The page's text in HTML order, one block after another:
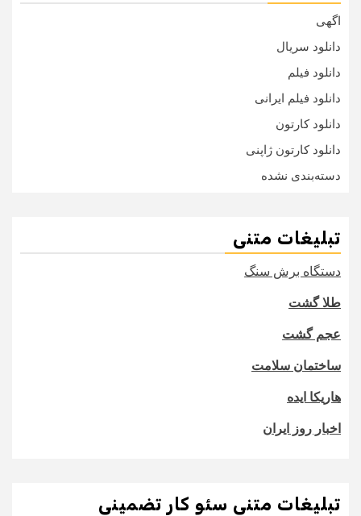
اگهی
دانلود سریال
دانلود فیلم
دانلود فیلم ایرانی
دانلود کارتون
دانلود کارتون ژاپنی
دسته‌بندی نشده
تبلیغات متنی
دستگاه برش سنگ
طلا گشت
عجم گشت
ساختمان سلامت
هاریکا ایده
اخبار روز ایران
تبلیغات متنی سئو کار تضمینی